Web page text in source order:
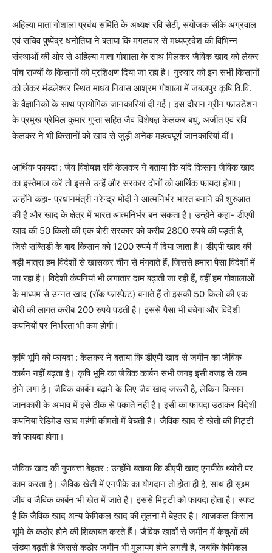
अहिल्या माता गोशाला प्रबंध समिति के अध्यक्ष रवि सेठी, संयोजक सीके अग्रवाल
एवं सचिव पुष्पेंद्र धनोतिया ने बताया कि मंगलवार से मध्यप्रदेश की विभिन्न
संस्थाओं की ओर से अहिल्या माता गोशाला के साथ मिलकर जैविक खाद को लेकर
पांच राज्यों के किसानों को प्रशिक्षण दिया जा रहा है। गुरुवार को इन सभी किसानों
को लेकर मंडलेश्वर स्थित माधव निवास आश्रम गोशाला में जबलपुर कृषि वि.वि.
के वैज्ञानिकों के साथ प्रायोगिक जानकारियां दी गई। इस दौरान ग्रीन फाउंडेशन
के प्रमुख प्रेमिल कुमार गुप्ता सहित जैव विशेषज्ञ केलकर बंधु, अजीत एवं रवि
केलकर ने भी किसानों को खाद से जुड़ी अनेक महत्वपूर्ण जानकारियां दीं।
आर्थिक फायदा : जैव विशेषज्ञ रवि केलकर ने बताया कि यदि किसान जैविक खाद
का इस्तेमाल करें तो इससे उन्हें और सरकार दोनों को आर्थिक फायदा होगा।
उन्होंने कहा- प्रधानमंत्री नरेन्द्र मोदी ने आत्मनिर्भर भारत बनाने की शुरुआत
की है और खाद के क्षेत्र में भारत आत्मनिर्भर बन सकता है। उन्होंने कहा- डीएपी
खाद की 50 किलो की एक बोरी सरकार को करीब 2800 रुपये की पड़ती है,
जिसे सब्सिडी के बाद किसान को 1200 रुपये में दिया जाता है। डीएपी खाद की
बड़ी मात्रा हम विदेशों से खासकर चीन से मंगवाते हैं, जिससे हमारा पैसा विदेशों में
जा रहा है। विदेशी कंपनियां भी लगातार दाम बढ़ाती जा रही हैं, वहीं हम गोशालाओं
के माध्यम से उन्नत खाद (रॉक फास्फेट) बनाते हैं तो इसकी 50 किलो की एक
बोरी की लागत करीब 200 रुपये पड़ती है। इससे पैसा भी बचेगा और विदेशी
कंपनियों पर निर्भरता भी कम होगी।
कृषि भूमि को फायदा : केलकर ने बताया कि डीएपी खाद से जमीन का जैविक
कार्बन नहीं बढ़ता है। कृषि भूमि का जैविक कार्बन सभी जगह इसी वजह से कम
होने लगा है। जैविक कार्बन बढ़ाने के लिए जैव खाद जरूरी है, लेकिन किसान
जानकारी के अभाव में इसे ठीक से पकाते नहीं हैं। इसी का फायदा उठाकर विदेशी
कंपनियां रेडिमेड खाद महंगी कीमतों में बेचती हैं। जैविक खाद से खेतों की मिट्टी
को फायदा होगा।
जैविक खाद की गुणवत्ता बेहतर : उन्होंने बताया कि डीएपी खाद एनपीके थ्योरी पर
काम करता है। जैविक खेती में एनपीके का योगदान तो होता ही है, साथ ही सूक्ष्म
जीव व जैविक कार्बन भी खेत में जाते हैं। इससे मिट्टी को फायदा होता है। स्पष्ट
है कि जैविक खाद अन्य केमिकल खाद की तुलना में बेहतर है। आजकल किसान
भूमि के कठोर होने की शिकायत करते हैं। जैविक खादों से जमीन में केचुओं की
संख्या बढ़ती है जिससे कठोर जमीन भी मुलायम होने लगती है, जबकि केमिकल